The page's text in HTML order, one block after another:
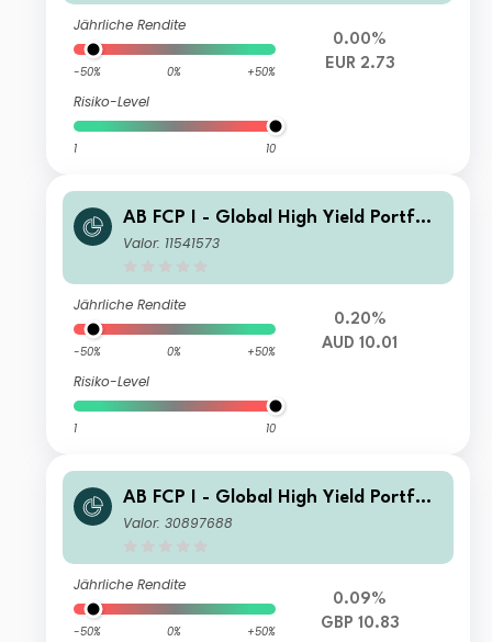
Jährliche Rendite
-50% 0% +50%
Risiko-Level
1 10
0.00%
EUR 2.73
AB FCP I - Global High Yield Portfoli
o AT AUD H Inc
Valor: 11541573
Jährliche Rendite
-50% 0% +50%
Risiko-Level
1 10
0.20%
AUD 10.01
AB FCP I - Global High Yield Portfoli
o IT GBP H Inc
Valor: 30897688
Jährliche Rendite
-50% 0% +50%
0.09%
GBP 10.83